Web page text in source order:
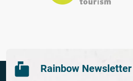
Rainbow Newsletter